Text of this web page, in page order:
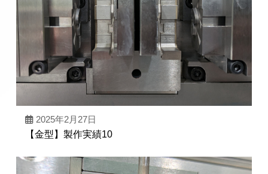
2025年2月27日
【金型】製作実績10